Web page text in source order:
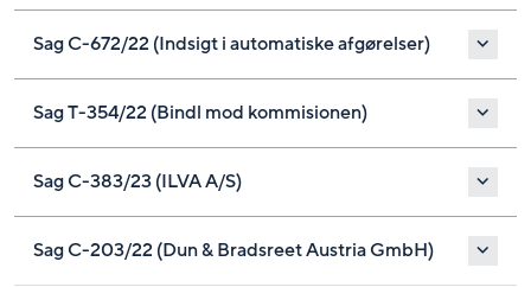
Sag C-672/22 (Indsigt i automatiske afgørelser)
Sag T-354/22 (Bindl mod kommisionen)
Sag C-383/23 (ILVA A/S)
Sag C-203/22 (Dun & Bradsreet Austria GmbH)